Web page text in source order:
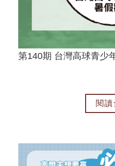
第140期 台灣高球青少
閱讀